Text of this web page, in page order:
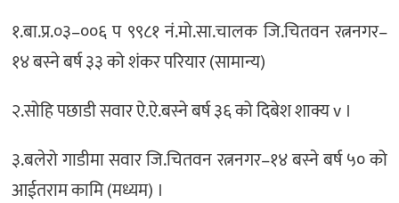
१.बा.प्र.०३–००६ प ९९८१ नं.मो.सा.चालक जि.चितवन रत्ननगर–
१४ बस्ने बर्ष ३३ को शंकर परियार (सामान्य)
२.सोहि पछाडी सवार ऐ.ऐ.बस्ने बर्ष ३६ को दिबेश शाक्य v ।
३.बलेरो गाडीमा सवार जि.चितवन रत्ननगर–१४ बस्ने बर्ष ५० को
आईतराम कामि (मध्यम) ।